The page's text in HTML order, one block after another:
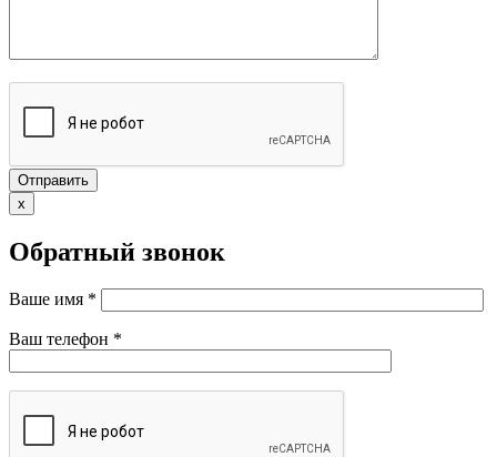
x
Обратный звонок
Ваше имя *
Ваш телефон *